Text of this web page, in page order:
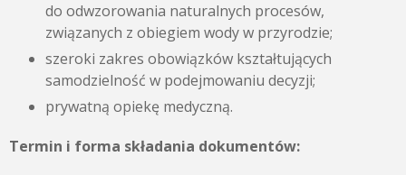
do odwzorowania naturalnych procesów,
związanych z obiegiem wody w przyrodzie;
szeroki zakres obowiązków kształtujących
samodzielność w podejmowaniu decyzji;
prywatną opiekę medyczną.
Termin i forma składania dokumentów: